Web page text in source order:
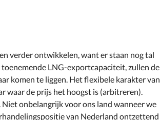
verder ontwikkelen, want er staan nog tal
LNG-exportcapaciteit, zullen de
komen te liggen. Het flexibele karakter van
waar de prijs het hoogst is (arbitreren).
onbelangrijk voor ons land wanneer we
van Nederland ontzettend